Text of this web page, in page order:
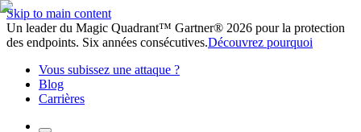
Skip to main content
Un leader du Magic Quadrant™ Gartner® 2026 pour la protection
des endpoints. Six années consécutives.Découvrez pourquoi
Vous subissez une attaque ?
Blog
Carrières